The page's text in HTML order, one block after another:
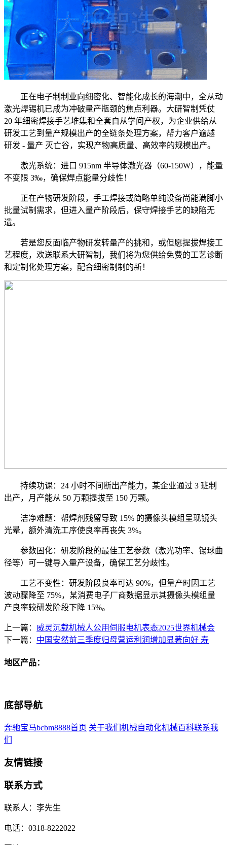
正在电子制制业向细密化、智能化成长的海潮中，全从动
激光焊锡机已成为冲破量产瓶颈的焦点利器。大研智制凭仗
20 年细密焊接手艺堆集和全套自从学问产权，为企业供给从
研发工艺到量产规模出产的全链条处理方案，帮力客户逾越
研发 - 量产 灭亡谷，实现产物高质量、高效率的规模出产。
激光系统：进口 915nm 半导体激光器（60-150W），能量
不变限 3‰，确保焊点能量分歧性！
正在产物研发阶段，手工焊接或简略单纯设备尚能满脚小
批量试制需求，但进入量产阶段后，保守焊接手艺的缺陷无
遗。
若是您反面临产物研发转量产的挑和，或但愿提拔焊接工
艺程度，欢送联系大研智制，我们将为您供给免费的工艺诊断
和定制化处理方案，配合细密制制的新！
持续功课：24 小时不间断出产能力，某企业通过 3 班制
出产，月产能从 50 万颗提拔至 150 万颗。
洁净难题：帮焊剂残留导致 15% 的摄像头模组呈现镜头
光晕，额外清洗工序使良率再丧失 3%。
参数固化：研发阶段的最佳工艺参数（激光功率、锡球曲
径等）可一键导入量产设备，确保工艺分歧性。
工艺不变性：研发阶段良率可达 90%，但量产时因工艺
波动骤降至 75%，某消费电子厂商数据显示其摄像头模组量
产良率较研发阶段下降 15%。
上一篇： 威灵沉载机械人公用伺服电机表态2025世界机械会
下一篇： 中国安然前三季度归母营运利润增加显著向好 寿
地区产品：
底部导航
奔驰宝马bcbm8888首页 关于我们 机械自动化机械百科联系我
们
友情链接
联系方式
联系人：李先生
电话：0318-8222022